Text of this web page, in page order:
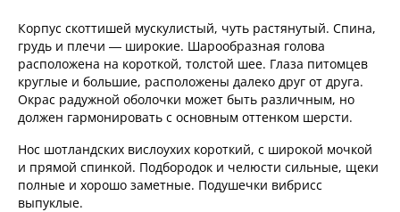
Корпус скоттишей мускулистый, чуть растянутый. Спина,
грудь и плечи — широкие. Шарообразная голова
расположена на короткой, толстой шее. Глаза питомцев
круглые и большие, расположены далеко друг от друга.
Окрас радужной оболочки может быть различным, но
должен гармонировать с основным оттенком шерсти.
Нос шотландских вислоухих короткий, с широкой мочкой
и прямой спинкой. Подбородок и челюсти сильные, щеки
полные и хорошо заметные. Подушечки вибрисс
выпуклые.